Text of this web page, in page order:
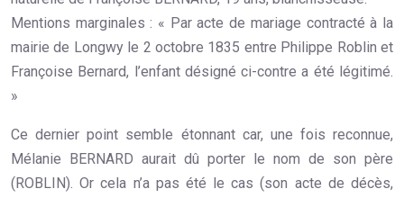
Mentions marginales : « Par acte de mariage contracté à la
mairie de Longwy le 2 octobre 1835 entre Philippe Roblin et
Françoise Bernard, l’enfant désigné ci-contre a été légitimé.
»
Ce dernier point semble étonnant car, une fois reconnue,
Mélanie BERNARD aurait dû porter le nom de son père
(ROBLIN). Or cela n’a pas été le cas (son acte de décès,